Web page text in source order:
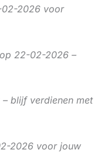
2026 voor
22-02-2026 –
blijf verdienen met
2026 voor jouw